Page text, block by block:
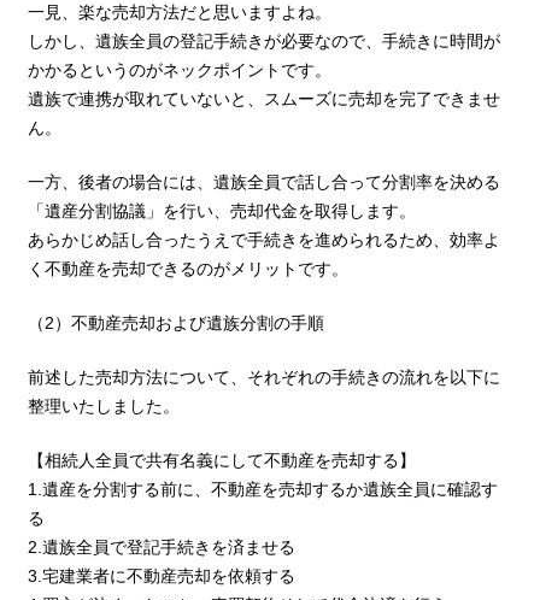
一見、楽な売却方法だと思いますよね。
しかし、遺族全員の登記手続きが必要なので、手続きに時間が
かかるというのがネックポイントです。
遺族で連携が取れていないと、スムーズに売却を完了できませ
ん。
一方、後者の場合には、遺族全員で話し合って分割率を決める
「遺産分割協議」を行い、売却代金を取得します。
あらかじめ話し合ったうえで手続きを進められるため、効率よ
く不動産を売却できるのがメリットです。
（2）不動産売却および遺族分割の手順
前述した売却方法について、それぞれの手続きの流れを以下に
整理いたしました。
【相続人全員で共有名義にして不動産を売却する】
1.遺産を分割する前に、不動産を売却するか遺族全員に確認す
る
2.遺族全員で登記手続きを済ませる
3.宅建業者に不動産売却を依頼する